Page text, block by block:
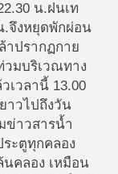
น.ฝนเท
.จึงหยุดพักผ่อน
าปรากฏกาย
วมบริเวณทาง
เวลานี้ 13.00
าวไปถึงวัน
ข่าวสารน้ำ
ะตูทุกคลอง
นคลอง เหมือน